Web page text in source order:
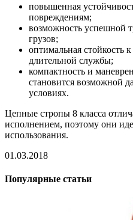
повышенная
повреждениям;
возможность успешной
грузов;
оптимальная стойкость
длительной службы;
компактность и
становится возможной
условиях.
Цепные стропы 8 класса
исполнением, поэтому они
использования.
01.03.2018
Популярные статьи